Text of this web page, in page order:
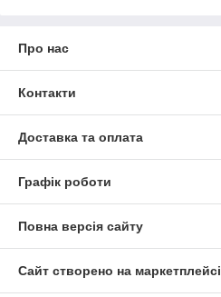
Про нас
Контакти
Доставка та оплата
Графік роботи
Повна версія сайту
Сайт створено на маркетплейсі